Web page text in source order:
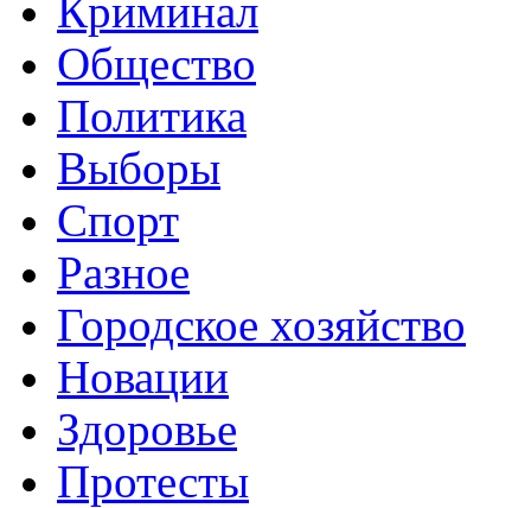
Криминал
Общество
Политика
Выборы
Спорт
Разное
Городское хозяйство
Новации
Здоровье
Протесты